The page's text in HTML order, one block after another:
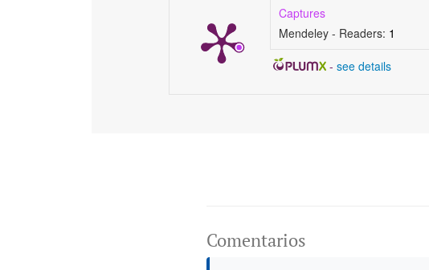
Captures
Mendeley - Readers: 1
- see details
Comentarios